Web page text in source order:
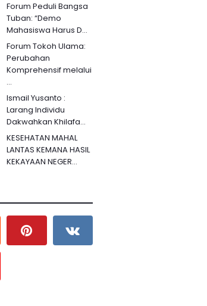
Forum Peduli Bangsa
Tuban: “Demo
Mahasiswa Harus D...
Forum Tokoh Ulama:
Perubahan
Komprehensif melalui
...
Ismail Yusanto :
Larang Individu
Dakwahkan Khilafa...
KESEHATAN MAHAL
LANTAS KEMANA HASIL
KEKAYAAN NEGER...